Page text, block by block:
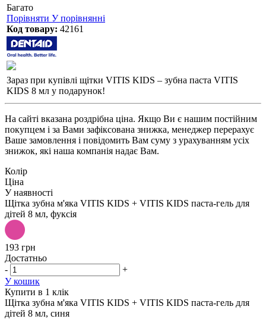
Багато
Порівняти У порівнянні
Код товару: 42161
Зараз при купівлі щітки VITIS KIDS – зубна паста VITIS
KIDS 8 мл у подарунок!
На сайті вказана роздрібна ціна. Якщо Ви є нашим постійним
покупцем і за Вами зафіксована знижка, менеджер перерахує
Ваше замовлення і повідомить Вам суму з урахуванням усіх
знижок, які наша компанія надає Вам.
Колір
Ціна
У наявності
Щітка зубна м'яка VITIS KIDS + VITIS KIDS паста-гель для
дітей 8 мл, фуксія
193 грн
Достатньо
-
+
У кошик
Купити в 1 клік
Щітка зубна м'яка VITIS KIDS + VITIS KIDS паста-гель для
дітей 8 мл, синя